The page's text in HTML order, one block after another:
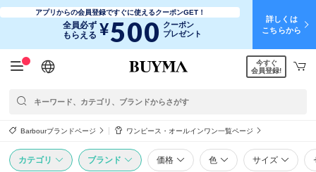
アプリからの会員登録ですぐに使えるクーポンGET！
全員必ず
もらえる ¥500 クーポン
プレゼント
詳しくは
こちらから
日本語
English
简体中文
繁體中文
今すぐ
会員登録!
Barbourブランドページ ワンピース・オールインワン一覧ページ
カテゴリ ブランド 価格 色 サイズ